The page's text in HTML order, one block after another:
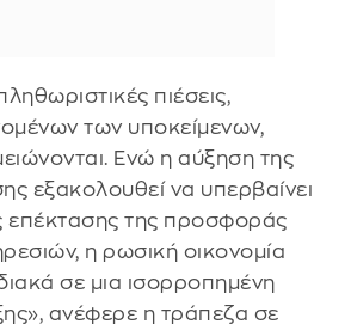
πιέσεις,
των υποκείμενων,
Ενώ η αύξηση της
εξακολουθεί να υπερβαίνει
επέκτασης της προσφοράς
η ρωσική οικονομία
σε μια ισορροπημένη
ανέφερε η τράπεζα σε